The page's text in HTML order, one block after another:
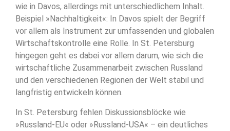
wie in Davos, allerdings mit unterschiedlichem Inhalt.
Beispiel »Nachhaltigkeit«: In Davos spielt der Begriff
vor allem als Instrument zur umfassenden und globalen
Wirtschaftskontrolle eine Rolle. In St. Petersburg
hingegen geht es dabei vor allem darum, wie sich die
wirtschaftliche Zusammenarbeit zwischen Russland
und den verschiedenen Regionen der Welt stabil und
langfristig entwickeln können.
In St. Petersburg fehlen Diskussionsblöcke wie
»Russland-EU« oder »Russland-USA« – ein deutliches